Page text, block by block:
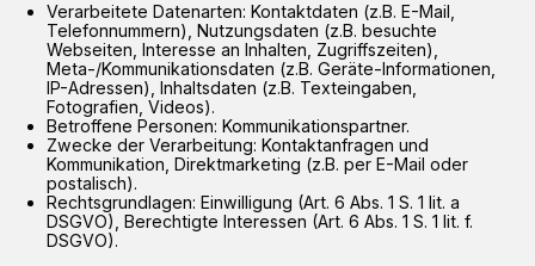
Verarbeitete Datenarten: Kontaktdaten (z.B. E-Mail,
Telefonnummern), Nutzungsdaten (z.B. besuchte
Webseiten, Interesse an Inhalten, Zugriffszeiten),
Meta-/Kommunikationsdaten (z.B. Geräte-Informationen,
IP-Adressen), Inhaltsdaten (z.B. Texteingaben,
Fotografien, Videos).
Betroffene Personen: Kommunikationspartner.
Zwecke der Verarbeitung: Kontaktanfragen und
Kommunikation, Direktmarketing (z.B. per E-Mail oder
postalisch).
Rechtsgrundlagen: Einwilligung (Art. 6 Abs. 1 S. 1 lit. a
DSGVO), Berechtigte Interessen (Art. 6 Abs. 1 S. 1 lit. f.
DSGVO).